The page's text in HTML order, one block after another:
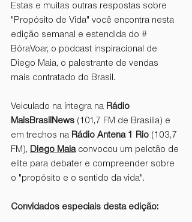
Estas e muitas outras respostas sobre
"Propósito de Vida" você encontra nesta
edição semanal e estendida do #
BóraVoar, o podcast inspiracional de
Diego Maia, o palestrante de vendas
mais contratado do Brasil.
Veiculado na íntegra na Rádio
MaisBrasilNews (101,7 FM de Brasília) e
em trechos na Rádio Antena 1 Rio (103,7
FM), Diego Maia convocou um pelotão de
elite para debater e compreender sobre
o "propósito e o sentido da vida".
Convidados especiais desta edição: